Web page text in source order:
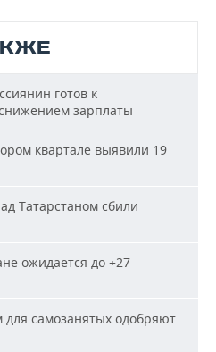
готов к
зарплаты
квартале выявили 19
Татарстаном сбили
ожидается до +27
самозанятых одобряют